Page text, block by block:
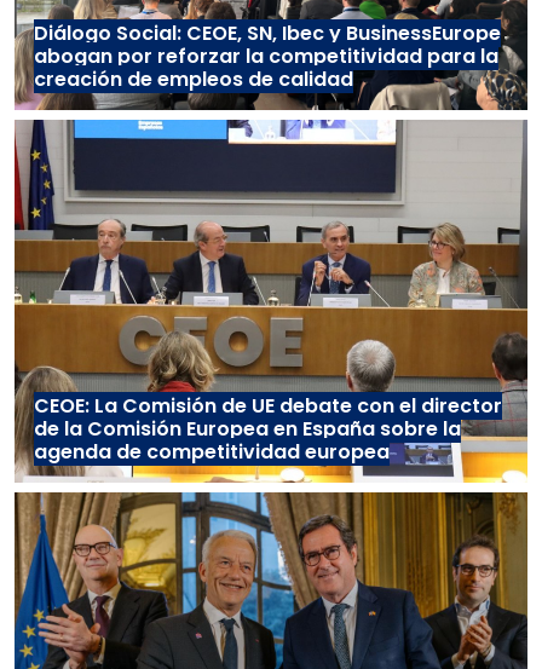
Diálogo Social: CEOE, SN, Ibec y BusinessEurope
abogan por reforzar la competitividad para la
creación de empleos de calidad
CEOE: La Comisión de UE debate con el director
de la Comisión Europea en España sobre la
agenda de competitividad europea